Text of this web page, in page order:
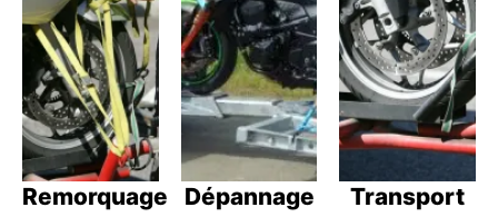
Remorquage
Dépannage
Transport